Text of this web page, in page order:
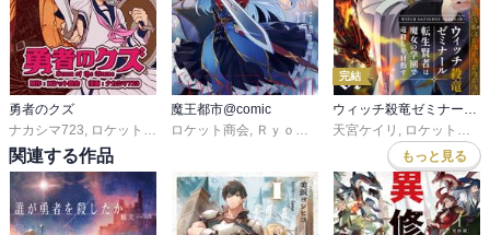
勇者のクズ
ナカシマ723
ロケット商会
魔王都市@comic
ロケット商会
Ｒｙｏｔａ－Ｈ ,桜 イオン
完結
天宮ケイリ
ロケット商会
関連する作品 もっと見る